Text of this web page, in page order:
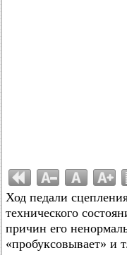
Ход педали
технического
причин его
«пробуксовывает» и